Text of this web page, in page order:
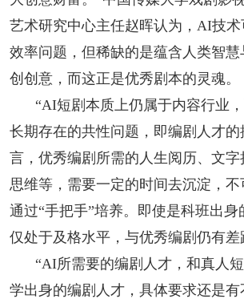
艺术研究中心主任赵晖认为，AI技
效率问题，但稀缺的是蕴含人类智
创创意，而这正是优秀剧本的灵魂。
“AI短剧本质上仍属于内容行业
长期存在的共性问题，即编剧人才的
言，优秀编剧所需的人生阅历、文
思维等，需要一定的时间去沉淀，
通过“手把手”培养。即使是科班出
仅处于及格水平，与优秀编剧仍有差
“AI所需要的编剧人才，和真人
学出身的编剧人才，具体要求还是有